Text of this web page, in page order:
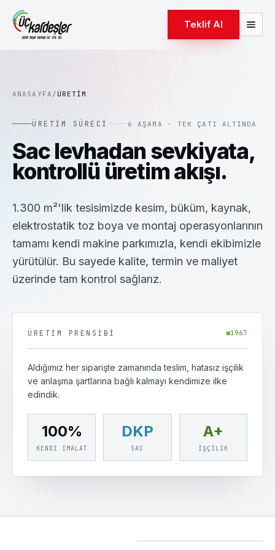
Teklif Al
ANASAYFA / ÜRETIM
ÜRETIM SÜRECI 6 AŞAMA · TEK ÇATI ALTINDA
Sac levhadan sevkiyata,
kontrollü üretim akışı.
1.300 m²'lik tesisimizde kesim, büküm, kaynak,
elektrostatik toz boya ve montaj operasyonlarının
tamamı kendi makine parkımızla, kendi ekibimizle
yürütülür. Bu sayede kalite, termin ve maliyet
üzerinde tam kontrol sağlarız.
ÜRETIM PRENSIBI 1967
Aldığımız her siparişte zamanında teslim, hatasız işçilik
ve anlaşma şartlarına bağlı kalmayı kendimize ilke
edindik.
100%
KENDI İMALAT
DKP
SAC
A+
İŞÇILIK